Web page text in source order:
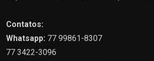
Contatos:
Whatsapp: 77 99861-8307
77 3422-3096